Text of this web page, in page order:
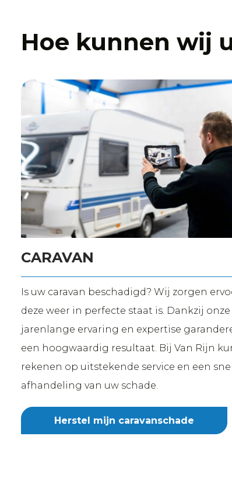
Hoe kunnen wij
CARAVAN
Is uw caravan beschadigd? Wij zorgen
deze weer in perfecte staat is. Dankzij onze
jarenlange ervaring en expertise
een hoogwaardig resultaat. Bij Van Rijn
rekenen op uitstekende service en een
afhandeling van uw schade.
Herstel mijn caravanschade